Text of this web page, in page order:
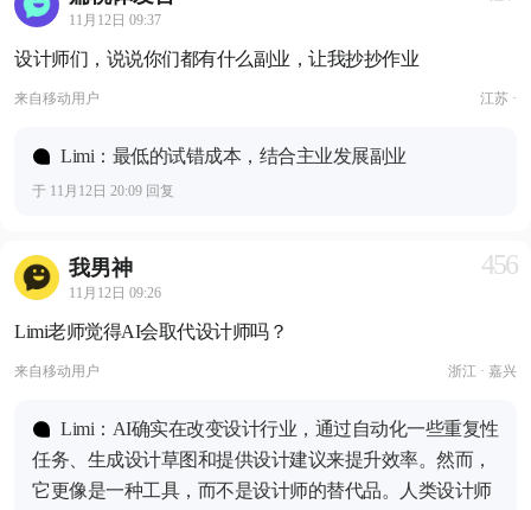
11月12日 09:37
设计师们，说说你们都有什么副业，让我抄抄作业
来自移动用户 江苏 ·
Limi：最低的试错成本，结合主业发展副业
于 11月12日 20:09 回复
我男神
11月12日 09:26
456
Limi老师觉得AI会取代设计师吗？
来自移动用户 浙江 · 嘉兴
Limi：AI确实在改变设计行业，通过自动化一些重复性
任务、生成设计草图和提供设计建议来提升效率。然而，
它更像是一种工具，而不是设计师的替代品。人类设计师